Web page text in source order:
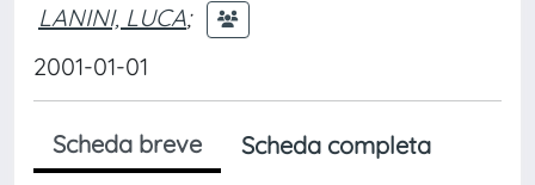
LANINI, LUCA;
2001-01-01
Scheda breve
Scheda completa